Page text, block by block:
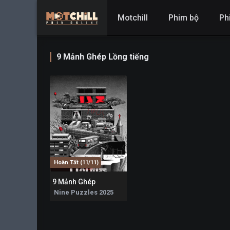
Motchill Phim bộ
9 Mảnh Ghép Lồng tiếng
Hoàn Tất (11/11)
9 Mảnh Ghép
Nine Puzzles 2025